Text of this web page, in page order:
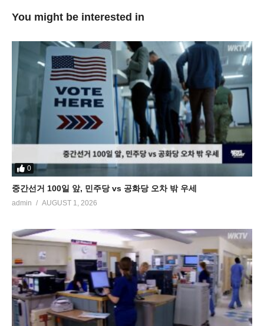
You might be interested in
0
중간선거 100일 앞, 민주당 vs 공화당 오차 밖 우세
admin AUGUST 1, 2026